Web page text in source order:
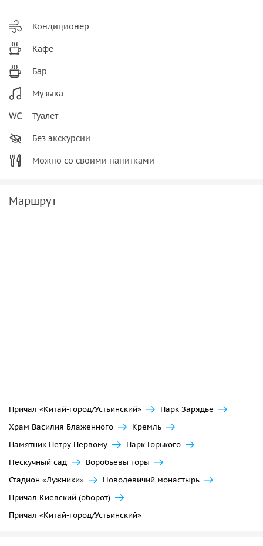
Кондиционер
Кафе
Бар
Музыка
Туалет
Без экскурсии
Можно со своими напитками
Маршрут
Причал «Китай-город/Устьинский»
Парк Зарядье
Храм Василия Блаженного
Кремль
Памятник Петру Первому
Парк Горького
Нескучный сад
Воробьевы горы
Стадион «Лужники»
Новодевичий монастырь
Причал Киевский (оборот)
Причал «Китай-город/Устьинский»